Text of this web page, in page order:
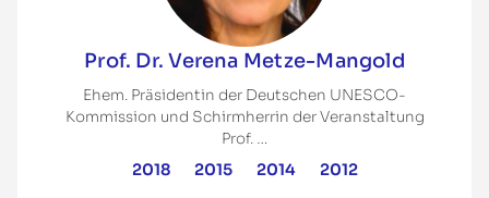
Prof. Dr. Verena Metze-Mangold
Ehem. Präsidentin der Deutschen UNESCO-
Kommission und Schirmherrin der Veranstaltung
Prof. …
2018 2015 2014 2012